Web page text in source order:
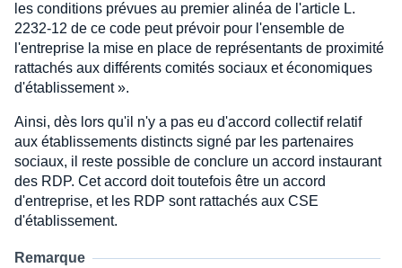
les conditions prévues au premier alinéa de l'article L.
2232-12 de ce code peut prévoir pour l'ensemble de
l'entreprise la mise en place de représentants de proximité
rattachés aux différents comités sociaux et économiques
d'établissement ».
Ainsi, dès lors qu'il n'y a pas eu d'accord collectif relatif
aux établissements distincts signé par les partenaires
sociaux, il reste possible de conclure un accord instaurant
des RDP. Cet accord doit toutefois être un accord
d'entreprise, et les RDP sont rattachés aux CSE
d'établissement.
Remarque